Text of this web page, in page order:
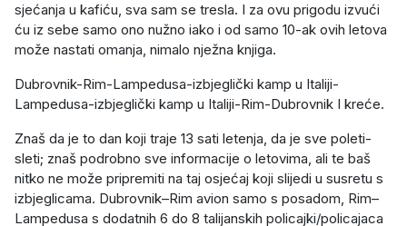
sjećanja u kafiću, sva sam se tresla. I za ovu prigodu izvući
ću iz sebe samo ono nužno iako i od samo 10-ak ovih letova
može nastati omanja, nimalo nježna knjiga.
Dubrovnik-Rim-Lampedusa-izbjeglički kamp u Italiji-
Lampedusa-izbjeglički kamp u Italiji-Rim-Dubrovnik I kreće.
Znaš da je to dan koji traje 13 sati letenja, da je sve poleti-
sleti; znaš podrobno sve informacije o letovima, ali te baš
nitko ne može pripremiti na taj osjećaj koji slijedi u susretu s
izbjeglicama. Dubrovnik–Rim avion samo s posadom, Rim–
Lampedusa s dodatnih 6 do 8 talijanskih policajki/policajaca